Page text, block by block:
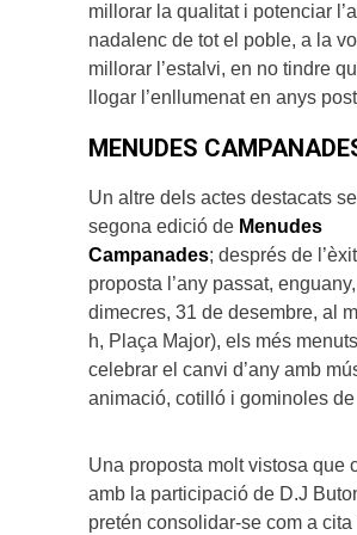
millorar la qualitat i potenciar
nadalenc de tot el poble, a la
millorar l’estalvi, en no tindre
llogar l’enllumenat en anys
MENUDES
Un altre dels actes destacats
segona edició de Menudes
Campanades; després de
proposta l’any passat,
dimecres, 31 de desembre, al
h, Plaça Major), els més
celebrar el canvi d’any amb
animació, cotilló i gominoles de
Una proposta molt vistosa que
amb la participació de D.J
pretén consolidar-se com a cita